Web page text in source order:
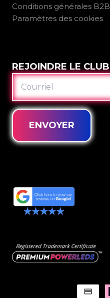
Conditions générales B2B
Paramètres des cookies
REJOINDRE LE CLUB
COURRIEL
ENVOYER